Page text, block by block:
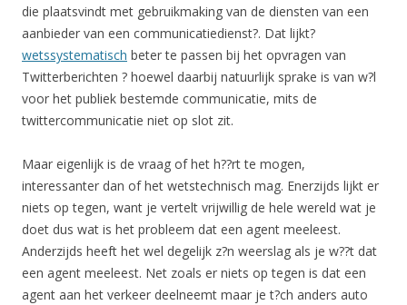
die plaatsvindt met gebruikmaking van de diensten van een
aanbieder van een communicatiedienst?. Dat lijkt?
wetssystematisch beter te passen bij het opvragen van
Twitterberichten ? hoewel daarbij natuurlijk sprake is van w?l
voor het publiek bestemde communicatie, mits de
twittercommunicatie niet op slot zit.
Maar eigenlijk is de vraag of het h??rt te mogen,
interessanter dan of het wetstechnisch mag. Enerzijds lijkt er
niets op tegen, want je vertelt vrijwillig de hele wereld wat je
doet dus wat is het probleem dat een agent meeleest.
Anderzijds heeft het wel degelijk z?n weerslag als je w??t dat
een agent meeleest. Net zoals er niets op tegen is dat een
agent aan het verkeer deelneemt maar je t?ch anders auto